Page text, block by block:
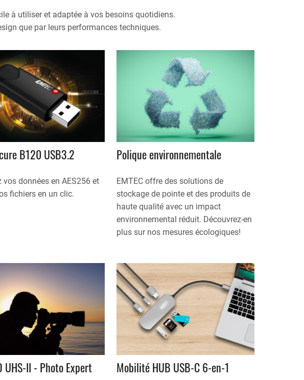
à utiliser et adaptée à vos besoins quotidiens.
que par leurs performances techniques.
B120 USB3.2
vos données en AES256 et
fichiers en un clic.
Polique environnementale
EMTEC offre des solutions de
stockage de pointe et des produits de
haute qualité avec un impact
environnemental réduit. Découvrez-en
plus sur nos mesures écologiques!
UHS-II - Photo Expert Mobilité HUB USB-C 6-en-1